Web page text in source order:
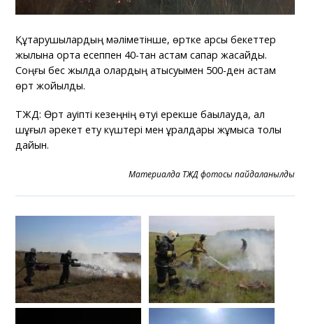
Құтқарушылардың мәліметінше, өртке қарсы бекеттер
жылына орта есеппен 40-тан астам сапар жасайды.
Соңғы бес жылда олардың қатысуымен 500-ден астам
өрт жойылды.
ТЖД: Өрт қауіпті кезеңнің өтуі ерекше бақылауда, ал
шұғыл әрекет ету күштері мен құралдары жұмысқа толық
дайын.
Материалда ТЖД фотосы пайдаланылды